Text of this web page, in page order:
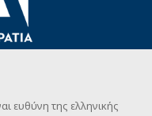
ευθύνη της ελληνικής